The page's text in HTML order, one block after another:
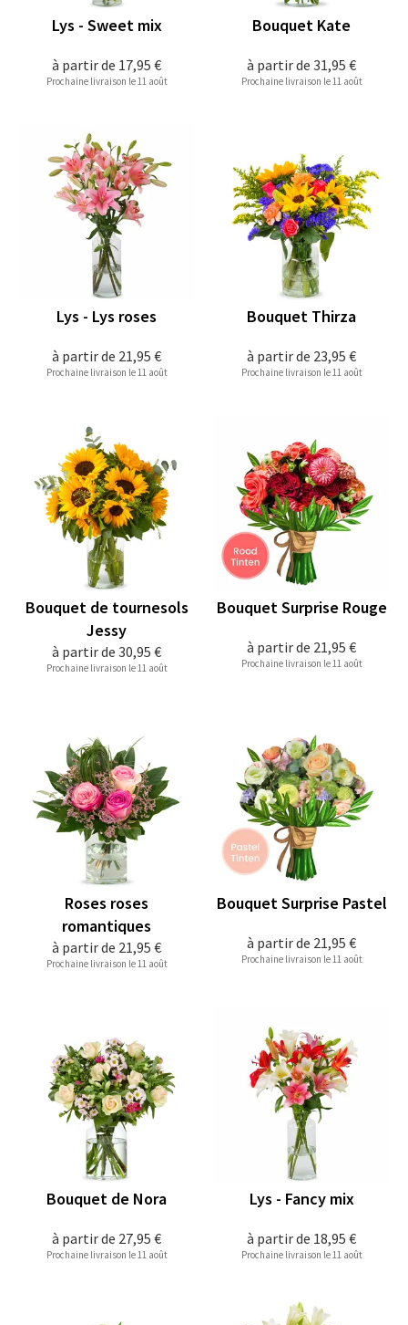
à partir de 17,95 €
Lys - Sweet mix
Prochaine livraison le 11 août
à partir de 31,95 €
Bouquet Kate
Prochaine livraison le 11 août
à partir de 21,95 €
Lys - Lys roses
Prochaine livraison le 11 août
à partir de 23,95 €
Bouquet Thirza
Prochaine livraison le 11 août
à partir de 30,95 €
Bouquet de tournesols
Jessy
Prochaine livraison le 11 août
à partir de 21,95 €
Bouquet Surprise Rouge
Prochaine livraison le 11 août
à partir de 21,95 €
Roses roses
romantiques
Prochaine livraison le 11 août
à partir de 21,95 €
Bouquet Surprise Pastel
Prochaine livraison le 11 août
à partir de 27,95 €
Bouquet de Nora
Prochaine livraison le 11 août
à partir de 18,95 €
Lys - Fancy mix
Prochaine livraison le 11 août